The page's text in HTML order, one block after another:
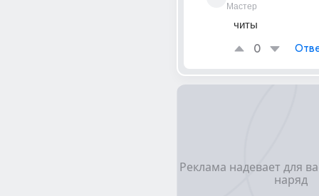
Мастер
читы
0